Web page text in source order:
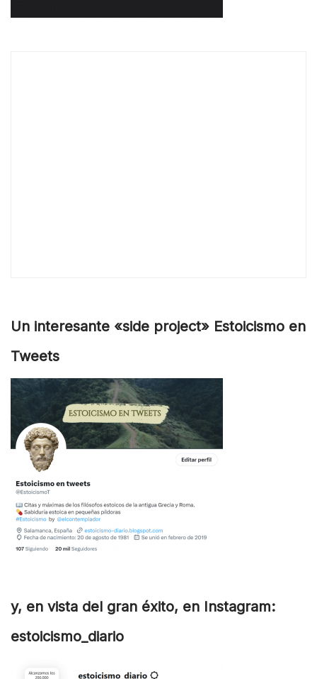
Un interesante «side project» Estoicismo en
Tweets
y, en vista del gran éxito, en Instagram:
estoicismo_diario